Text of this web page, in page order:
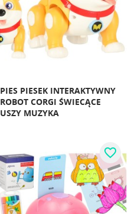
PIES PIESEK INTERAKTYWNY
ROBOT CORGI ŚWIECĄCE
USZY MUZYKA
favorite_border